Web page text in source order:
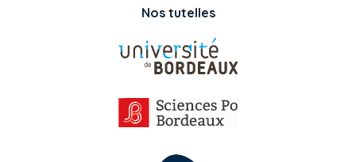
Nos tutelles